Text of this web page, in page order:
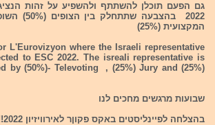
גם הפעם תוכלן להשתתף ולהשפיע על זהות הנציג
המקצועית (25%)
L'Eurovizyon where the Israeli representative
to ESC 2022. The isreali representative is
by (50%)- Televoting , (25%) Jury and (25%)
שבועות מרגשים מחכים לנו
בהצלחה לפיינליסטים באקס פקוןר לאירוויזיון 2022!!!